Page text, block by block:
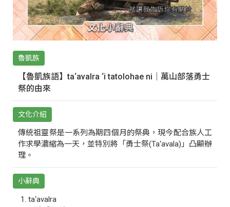
魯凱族
【魯凱族語】ta‘avalra ‘i tatolohae ni｜萬山部落勇士
祭的由來
文化介紹
傳統祖靈祭是一系列為期四個月的祭典，現今配合族人工
作求學濃縮為一天，並特別將「勇士祭(Ta‘avala)」凸顯辦
理。
小辭典
ta‘avalra